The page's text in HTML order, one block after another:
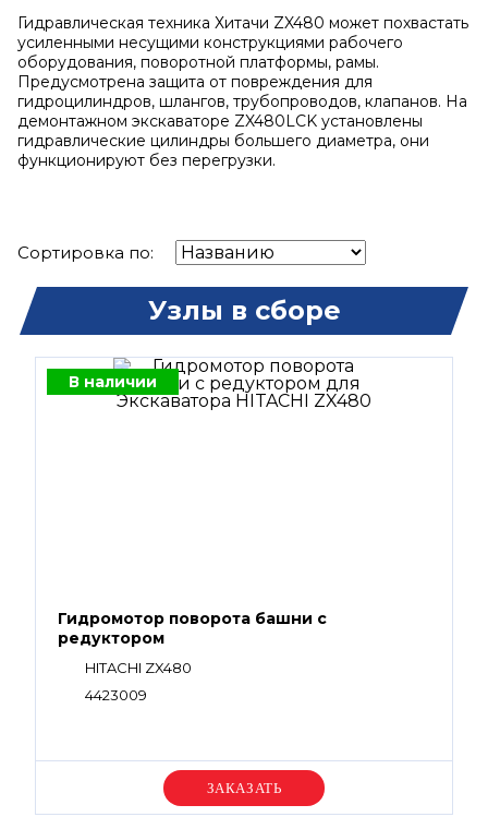
Гидравлическая техника Хитачи ZX480 может похвастать
усиленными несущими конструкциями рабочего
оборудования, поворотной платформы, рамы.
Предусмотрена защита от повреждения для
гидроцилиндров, шлангов, трубопроводов, клапанов. На
демонтажном экскаваторе ZX480LCK установлены
гидравлические цилиндры большего диаметра, они
функционируют без перегрузки.
Сортировка по:
Узлы в сборе
В наличии
Гидромотор поворота башни с
редуктором
HITACHI ZX480
4423009
Уточняйте цену